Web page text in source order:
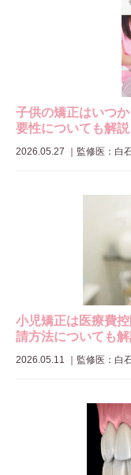
子供の矯正はいつ
要性についても解説
2026.05.27 監修医：白
小児矯正は医療費
請方法についても
2026.05.11 監修医：白